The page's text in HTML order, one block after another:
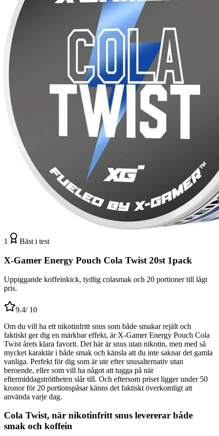
1 Bäst i test
X-Gamer Energy Pouch Cola Twist 20st 1pack
Uppiggande koffeinkick, tydlig colasmak och 20 portioner till lågt
pris.
9.4/ 10
Om du vill ha ett nikotinfritt snus som både smakar rejält och
faktiskt ger dig en märkbar effekt, är X-Gamer Energy Pouch Cola
Twist årets klara favorit. Det här är snus utan nikotin, men med så
mycket karaktär i både smak och känsla att du inte saknar det gamla
vanliga. Perfekt för dig som är ute efter snusalternativ utan
beroende, eller som vill ha något att tugga på när
eftermiddagströttheten slår till. Och eftersom priset ligger under 50
kronor för 20 portionspåsar känns det faktiskt överkomligt att
använda varje dag.
Cola Twist, när nikotinfritt snus levererar både
smak och koffein